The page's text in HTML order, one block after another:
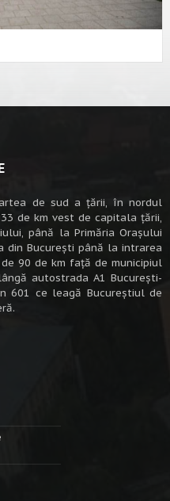
de sud a ţării, în nordul
de km vest de capitala țării,
până la Primăria Orașului
din București până la intrarea
90 de km faţă de municipiul
autostrada A1 Bucureşti-
601 ce leagă Bucureştiul de